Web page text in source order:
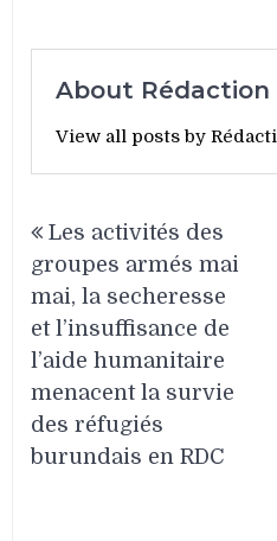
About Rédaction
View all posts by
de
l’article
Les activités des
groupes armés mai
mai, la secheresse
et l’insuffisance de
l’aide humanitaire
menacent la survie
des réfugiés
burundais en RDC